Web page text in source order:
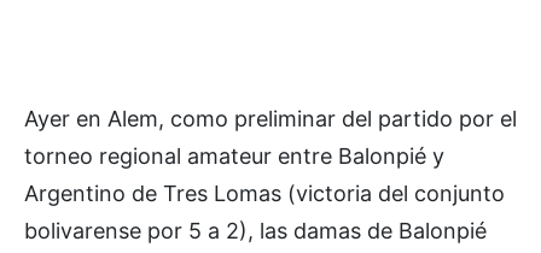
Ayer en Alem, como preliminar del partido por el
torneo regional amateur entre Balonpié y
Argentino de Tres Lomas (victoria del conjunto
bolivarense por 5 a 2), las damas de Balonpié